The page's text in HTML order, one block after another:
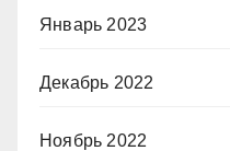
Январь 2023
Декабрь 2022
Ноябрь 2022